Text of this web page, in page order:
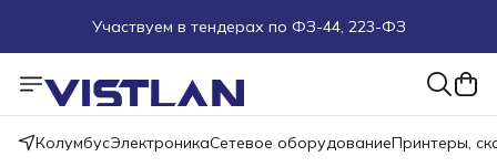
Участвуем в тендерах по ФЗ-44, 223-ФЗ
Поможем подобрать оборудование под ТЗ
Пуско-наладочные работы
КолумбусЭлектроникаСетевое оборудованиеПринтеры,